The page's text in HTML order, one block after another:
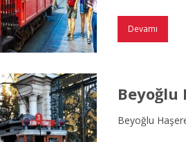
Devamı
Beyoğlu
Beyoğlu